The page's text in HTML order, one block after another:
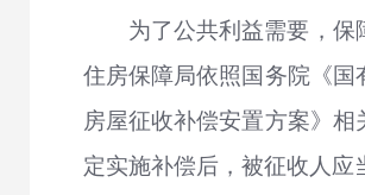
为了公共利益需要，
住房保障局依照国务院《国
房屋征收补偿安置方案》
定实施补偿后，被征收人应